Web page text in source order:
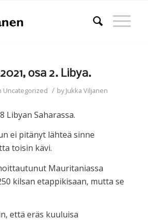
osa 2. Libya.
Uncategorized / byJukka Viljanen
Libyan Saharassa.
ei pitänyt lähteä sinne
toisin kävi.
Mauritaniassa
kilsan etappikisaan, mutta se
että eräs kuuluisa